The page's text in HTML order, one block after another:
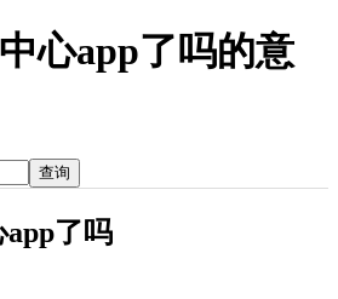
心app了吗的意
查询
了吗